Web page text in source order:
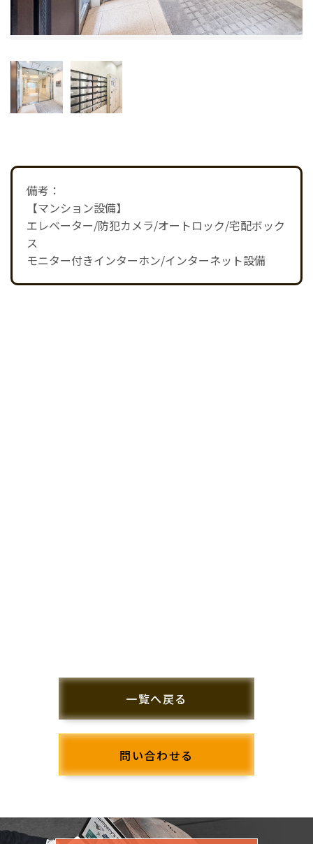
備考：
【マンション設備】
エレベーター/防犯カメラ/オートロック/宅配ボック
ス
モニター付きインターホン/インターネット設備
一覧へ戻る
問い合わせる